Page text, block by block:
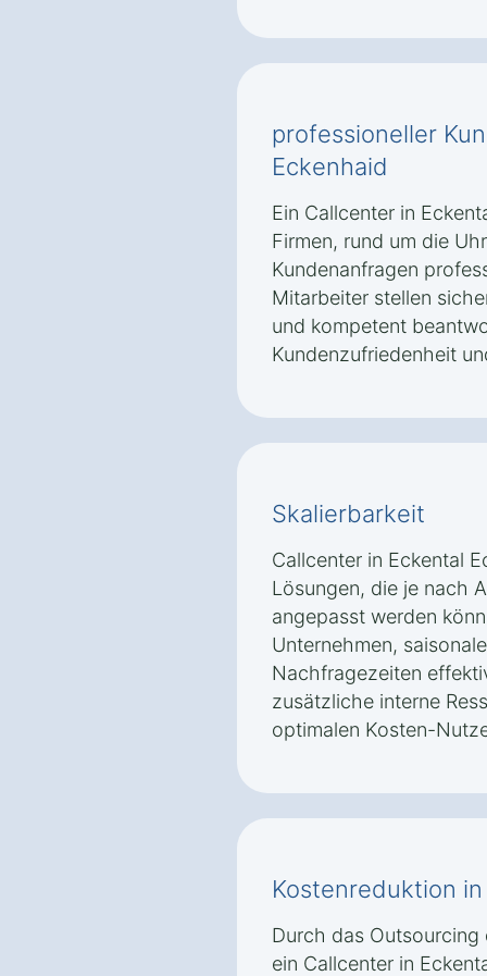
professioneller
Eckenhaid
Ein Callcenter in
Firmen, rund um die
Kundenanfragen
Mitarbeiter stellen
und kompetent
Kundenzufriedenheit
Skalierbarkeit
Callcenter in Eckental
Lösungen, die je nach
angepasst werden
Unternehmen,
Nachfragezeiten
zusätzliche interne
optimalen Kosten-
Kostenreduktion
Durch das Outsourcing
ein Callcenter in